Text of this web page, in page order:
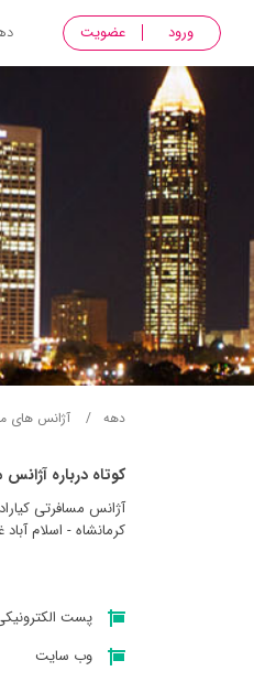
ورود عضویت
دهه آژانس های
کوتاه درباره
آژانس مسافرتی
كرمانشاه - اسلام
پست
وب سایت